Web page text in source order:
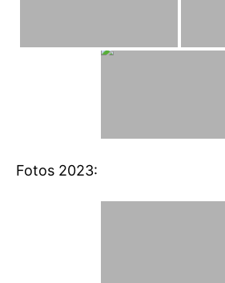
Fotos 2023: